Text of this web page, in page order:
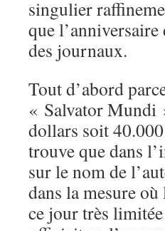
singulier
que
des journaux.
Tout d’abord
« Salvator Mundi
dollars soit
trouve que dans
sur le nom de
dans la mesure
ce jour très